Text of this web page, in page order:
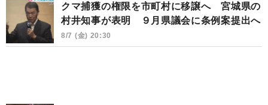
クマ捕獲の権限を市町村に移譲へ 宮城県の
村井知事が表明 ９月県議会に条例案提出へ
8/7 (金) 20:30